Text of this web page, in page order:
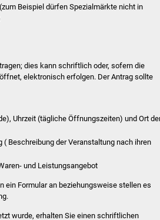
Beispiel dürfen Spezialmärkte nicht in
dies kann schriftlich oder, sofern die
elektronisch erfolgen. Der Antrag sollte
Uhrzeit (tägliche Öffnungszeiten) und Ort
( Beschreibung der Veranstaltung nach ihren
und Leistungsangebot
ein Formular an beziehungsweise stellen es
wurde, erhalten Sie einen schriftlichen